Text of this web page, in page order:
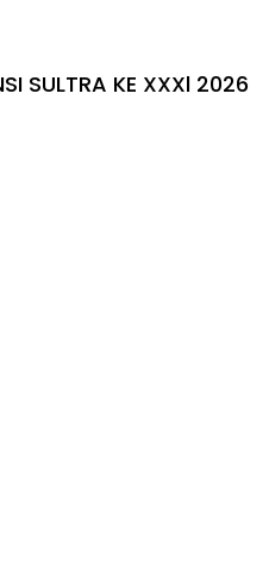
SULTRA KE XXXl 2026